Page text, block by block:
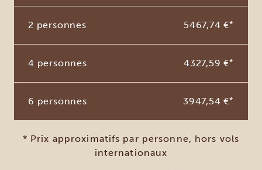
2 personnes 5467,74 €*
4 personnes 4327,59 €*
6 personnes 3947,54 €*
* Prix approximatifs par personne, hors vols
internationaux